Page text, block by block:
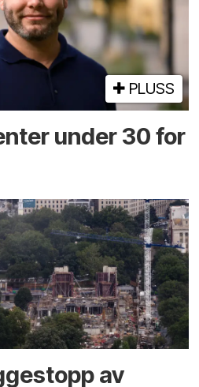
PLUSS
under 30 for
av